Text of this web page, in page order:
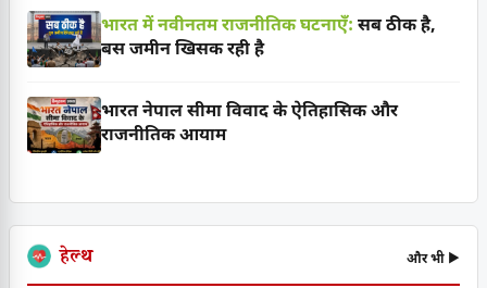
भारत में नवीनतम राजनीतिक घटनाएँ: सब ठीक है,
बस जमीन खिसक रही है
भारत नेपाल सीमा विवाद के ऐतिहासिक और
राजनीतिक आयाम
हेल्थ और भी ▶